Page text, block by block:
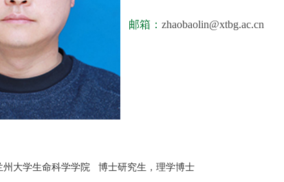
邮箱： zhaobaolin@xtbg.ac.cn
州大学生命科学学院 博士研究生，理学博士